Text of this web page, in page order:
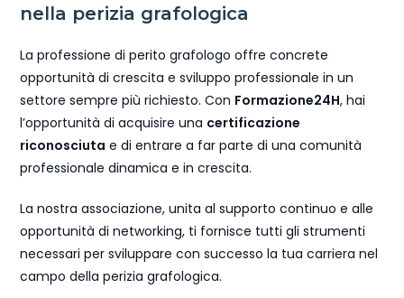
nella perizia grafologica
La professione di perito grafologo offre concrete
opportunità di crescita e sviluppo professionale in un
settore sempre più richiesto. Con Formazione24H, hai
l’opportunità di acquisire una certificazione
riconosciuta e di entrare a far parte di una comunità
professionale dinamica e in crescita.
La nostra associazione, unita al supporto continuo e alle
opportunità di networking, ti fornisce tutti gli strumenti
necessari per sviluppare con successo la tua carriera nel
campo della perizia grafologica.